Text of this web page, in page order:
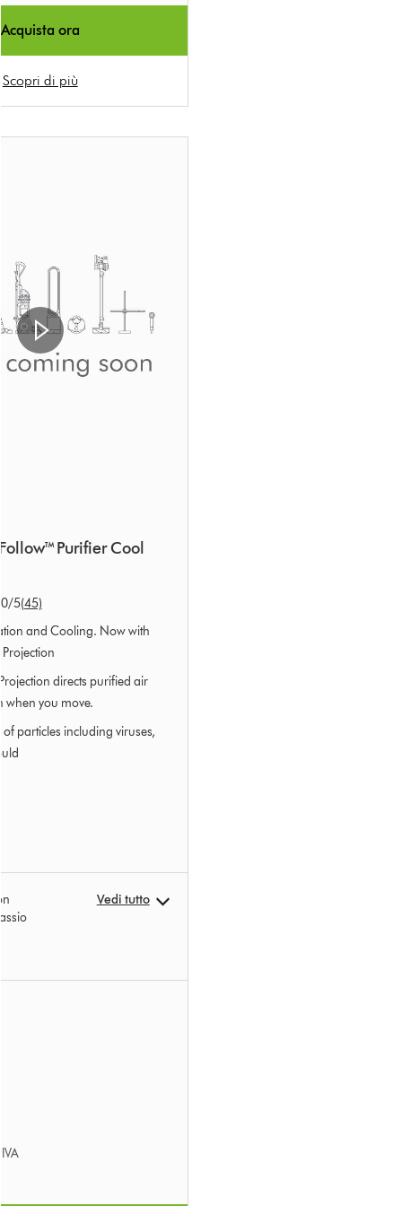
Acquista ora
Scopri di più
Purifier Cool
/5(45)
and Cooling. Now with
directs purified air
when you move.
particles including viruses,
Vedi tutto